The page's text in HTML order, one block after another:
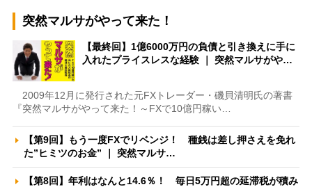
突然マルサがやって来た！
【最終回】1億6000万円の負債と引き換えに手に
入れたプライスレスな経験 ｜ 突然マルサがや…
2009年12月に発行された元FXトレーダー・磯貝清明氏の著書
『突然マルサがやって来た！～FXで10億円稼い…
【第9回】もう一度FXでリベンジ！ 種銭は差し押さえを免れ
た”ヒミツのお金” ｜ 突然マルサ…
【第8回】年利はなんと14.6％！ 毎日5万円超の延滞税が積み